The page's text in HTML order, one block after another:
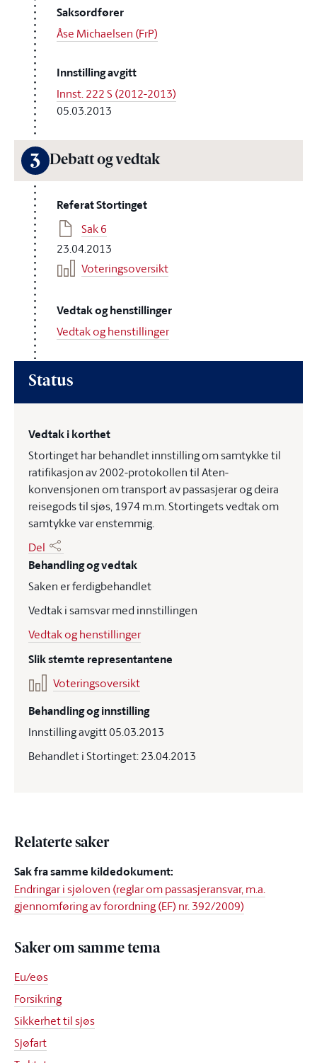
Saksordfører
Åse Michaelsen (FrP)
Innstilling avgitt
Innst. 222 S (2012-2013)
05.03.2013
3 Debatt og vedtak
Referat Stortinget
Sak 6
23.04.2013
Voteringsoversikt
Vedtak og henstillinger
Vedtak og henstillinger
Status
Vedtak i korthet
Stortinget har behandlet innstilling om samtykke til
ratifikasjon av 2002-protokollen til Aten-
konvensjonen om transport av passasjerar og deira
reisegods til sjøs, 1974 m.m. Stortingets vedtak om
samtykke var enstemmig.
Del
Behandling og vedtak
Saken er ferdigbehandlet
Vedtak i samsvar med innstillingen
Vedtak og henstillinger
Slik stemte representantene
Voteringsoversikt
Behandling og innstilling
Innstilling avgitt 05.03.2013
Behandlet i Stortinget: 23.04.2013
Relaterte saker
Sak fra samme kildedokument:
Endringar i sjøloven (reglar om passasjeransvar, m.a.
gjennomføring av forordning (EF) nr. 392/2009)
Saker om samme tema
Eu/eøs
Forsikring
Sikkerhet til sjøs
Sjøfart